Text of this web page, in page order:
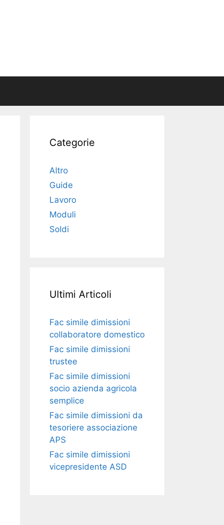
Categorie
Altro
Guide
Lavoro
Moduli
Soldi
Ultimi Articoli
Fac simile dimissioni
collaboratore domestico​​​
Fac simile dimissioni
trustee​​​
Fac simile ​dimissioni
socio azienda agricola
semplice​​​
Fac simile dimissioni da
tesoriere associazione
APS​​
Fac simile dimissioni
vicepresidente ASD​​